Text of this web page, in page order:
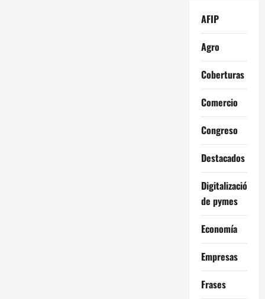
AFIP
Agro
Coberturas
Comercio
Congreso
Destacados
Digitalización
de pymes
Economía
Empresas
Frases